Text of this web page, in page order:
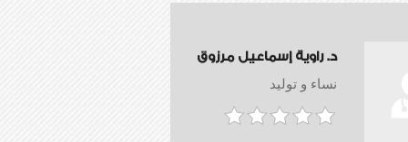
د. راوية إسماعيل مرزوق
نساء و توليد